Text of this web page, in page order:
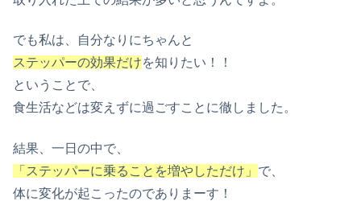
でも私は、自分なりにちゃんと
ステッパーの効果だけを知りたい！！
ということで、
食生活などは変えずに過ごすことに徹しました。
結果、一日の中で、
「ステッパーに乗ることを増やしただけ」 で、
体に変化が起こったのでありまーす！